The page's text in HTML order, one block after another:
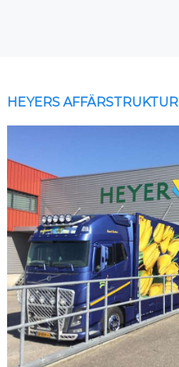
HEYERS AFFÄRSTRUKTUR